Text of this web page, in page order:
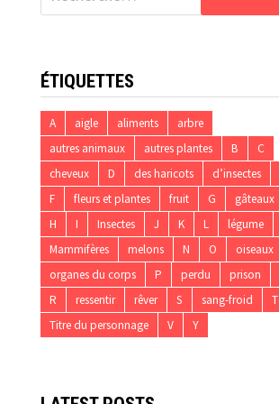
ÉTIQUETTES
A aigle aliments
arbre
autres animaux
autres plantes B
C
cheveux
D des haricots d’insectes
F
fleurs et plantes fruit G
gâteaux
H
I Insectes J K L légume
Mammifères
melons N O
oiseaux
organes du corps
P perdu prison
R
ressentir rêver S sang-froid
T
Titre du personnage
V Y